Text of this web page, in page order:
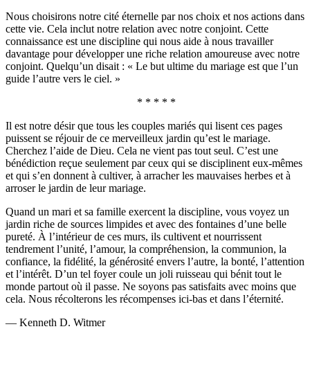
Nous choisirons notre cité éternelle par nos choix et nos actions dans
cette vie. Cela inclut notre relation avec notre conjoint. Cette
connaissance est une discipline qui nous aide à nous travailler
davantage pour développer une riche relation amoureuse avec notre
conjoint. Quelqu’un disait : « Le but ultime du mariage est que l’un
guide l’autre vers le ciel. »
* * * * *
Il est notre désir que tous les couples mariés qui lisent ces pages
puissent se réjouir de ce merveilleux jardin qu’est le mariage.
Cherchez l’aide de Dieu. Cela ne vient pas tout seul. C’est une
bénédiction reçue seulement par ceux qui se disciplinent eux-mêmes
et qui s’en donnent à cultiver, à arracher les mauvaises herbes et à
arroser le jardin de leur mariage.
Quand un mari et sa famille exercent la discipline, vous voyez un
jardin riche de sources limpides et avec des fontaines d’une belle
pureté. À l’intérieur de ces murs, ils cultivent et nourrissent
tendrement l’unité, l’amour, la compréhension, la communion, la
confiance, la fidélité, la générosité envers l’autre, la bonté, l’attention
et l’intérêt. D’un tel foyer coule un joli ruisseau qui bénit tout le
monde partout où il passe. Ne soyons pas satisfaits avec moins que
cela. Nous récolterons les récompenses ici-bas et dans l’éternité.
— Kenneth D. Witmer